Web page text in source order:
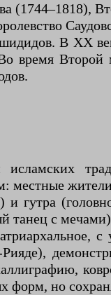
(1744–1818),
В XX
время
местные
гутра
с
Рияде),
форм, но